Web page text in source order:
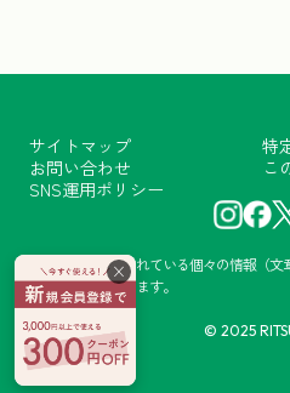
×
サイトマップ
特
お問い合わせ
こ
SNS運用ポリシー
当サイトに掲載されている個々の情報（
用・転載を禁止します。
© 2025